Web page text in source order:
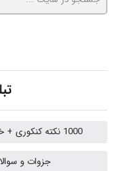
1000 نکته کنکوری + خلاصه جزوات ارشد بهداشت حرفه ای
جزوات و